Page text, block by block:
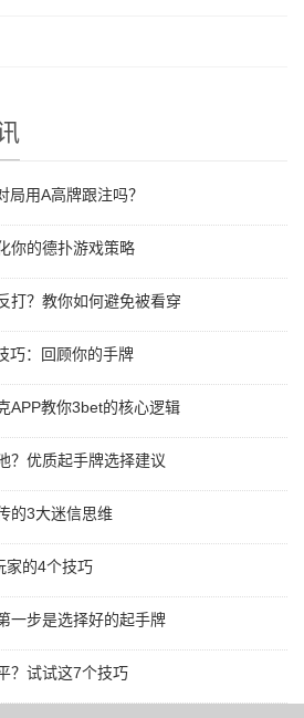
局用A高牌跟注吗？
你的德扑游戏策略
打？教你如何避免被看穿
巧：回顾你的手牌
APP教你3bet的核心逻辑
？优质起手牌选择建议
的3大迷信思维
家的4个技巧
一步是选择好的起手牌
？试试这7个技巧